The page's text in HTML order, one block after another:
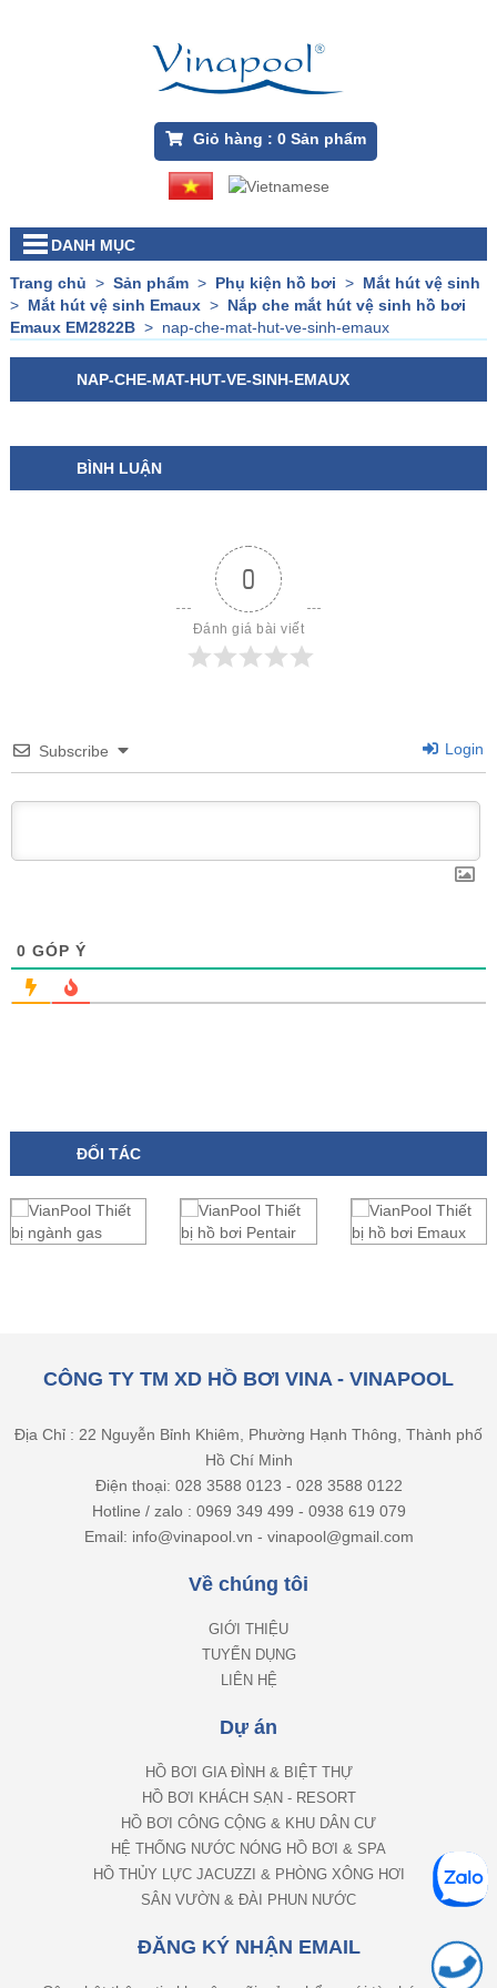
Giỏ hàng : 0Sản phẩm
DANH MỤC
Trang chủ > Sản phẩm> Phụ kiện hồ bơi > Mắt hút vệ sinh
> Mắt hút vệ sinh Emaux> Nắp che mắt hút vệ sinh hồ bơi
Emaux EM2822B> nap-che-mat-hut-ve-sinh-emaux
NAP-CHE-MAT-HUT-VE-SINH-EMAUX
BÌNH LUẬN
0
Đánh giá bài viết
Subscribe Login
0 GÓP Ý
ĐỐI TÁC
CÔNG TY TM XD HỒ BƠI VINA - VINAPOOL
Địa Chỉ : 22 Nguyễn Bỉnh Khiêm, Phường Hạnh Thông, Thành phố
Hồ Chí Minh
Điện thoại: 028 3588 0123 - 028 3588 0122
Hotline / zalo : 0969 349 499 - 0938 619 079
Email: info@vinapool.vn - vinapool@gmail.com
Về chúng tôi
GIỚI THIỆU
TUYỂN DỤNG
LIÊN HỆ
Dự án
HỒ BƠI GIA ĐÌNH & BIỆT THỰ
HỒ BƠI KHÁCH SẠN - RESORT
HỒ BƠI CÔNG CỘNG & KHU DÂN CƯ
HỆ THỐNG NƯỚC NÓNG HỒ BƠI & SPA
HỒ THỦY LỰC JACUZZI & PHÒNG XÔNG HƠI
SÂN VƯỜN & ĐÀI PHUN NƯỚC
ĐĂNG KÝ NHẬN EMAIL